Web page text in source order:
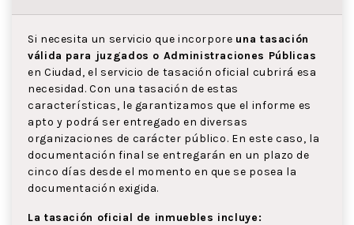
Si necesita un servicio que incorpore una tasación
válida para juzgados o Administraciones Públicas
en Ciudad, el servicio de tasación oficial cubrirá esa
necesidad. Con una tasación de estas
características, le garantizamos que el informe es
apto y podrá ser entregado en diversas
organizaciones de carácter público. En este caso, la
documentación final se entregarán en un plazo de
cinco días desde el momento en que se posea la
documentación exigida.
La tasación oficial de inmuebles incluye: